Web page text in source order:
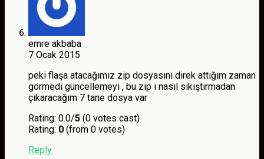
emre akbaba
7 Ocak 2015
peki flaşa atacağımız zip dosyasını direk attığım zaman
görmedi güncellemeyi , bu zip i nasıl sıkıştırmadan
çıkaracağım 7 tane dosya var
Rating: 0.0/5 (0 votes cast)
Rating: 0 (from 0 votes)
Reply